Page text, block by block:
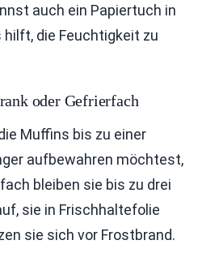
auch ein Papiertuch in
hilft, die Feuchtigkeit zu
oder Gefrierfach
Muffins bis zu einer
aufbewahren möchtest,
bleiben sie bis zu drei
sie in Frischhaltefolie
sie sich vor Frostbrand.